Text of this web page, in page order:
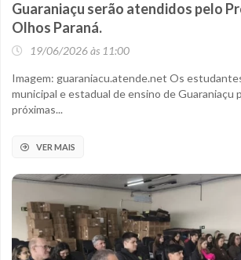
Guaraniaçu serão atendidos pelo
Olhos Paraná.
19/06/2026 às 11:00
Imagem: guaraniacu.atende.net Os
municipal e estadual de ensino de Guaraniaçu
próximas...
VER MAIS